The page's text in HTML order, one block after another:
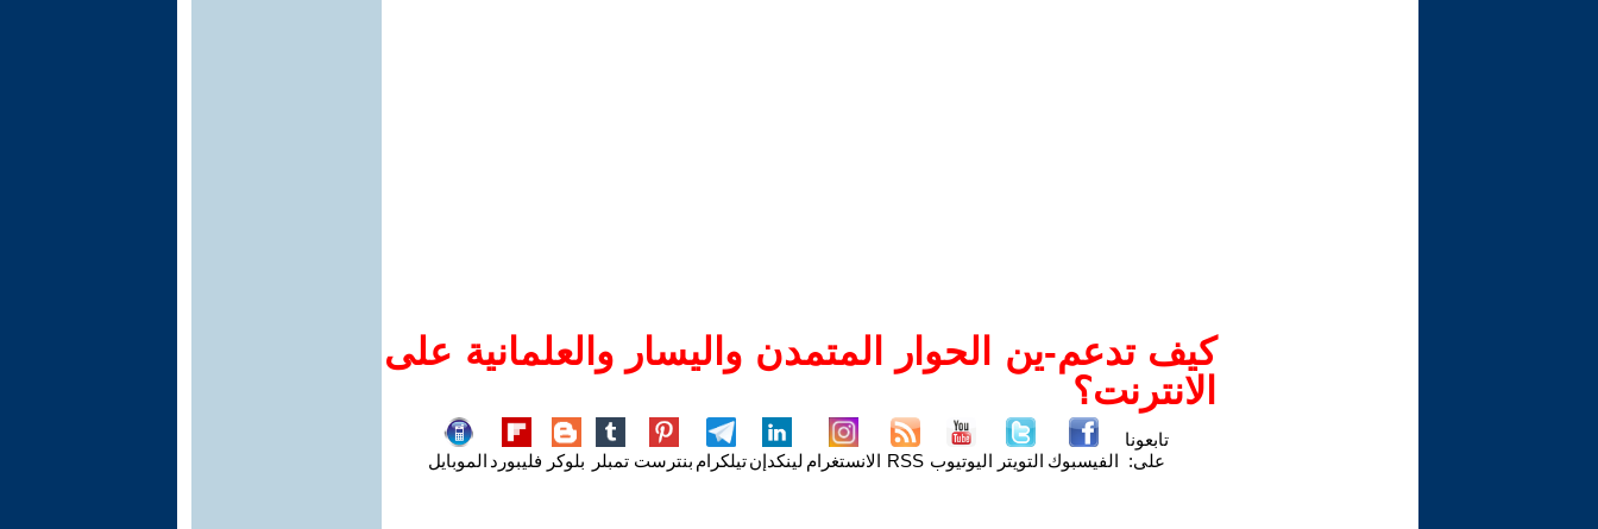
كيف تدعم-ين الحوار المتمدن واليسار والعلمانية على
الانترنت؟
تابعونا
على: الفيسبوك التويتر اليوتيوب RSS الانستغرام لينكدإنتيلكرام بنترست تمبلر بلوكر فليبورد الموبايل